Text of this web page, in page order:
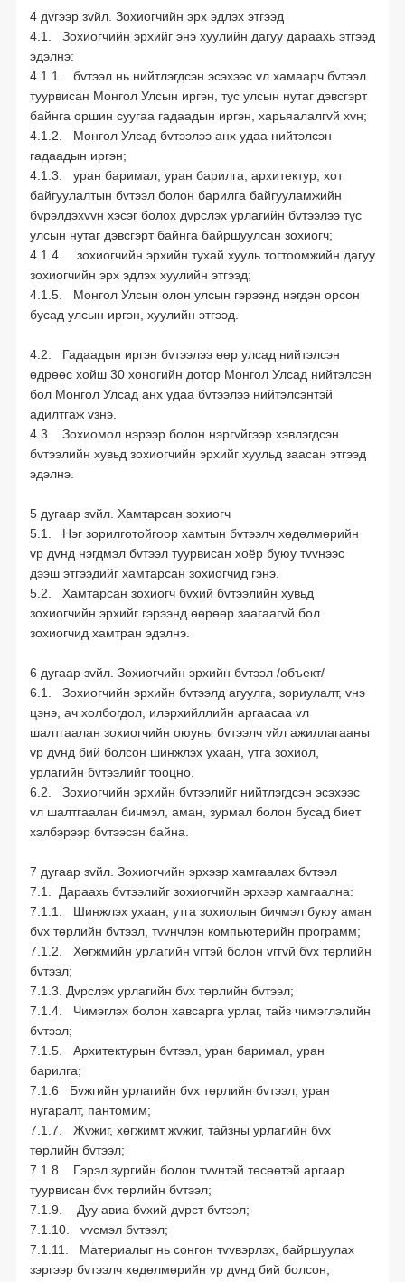
4 дvгээр зvйл. Зохиогчийн эрх эдлэх этгээд
4.1. Зохиогчийн эрхийг энэ хуулийн дагуу дараахь этгээд
эдэлнэ:
4.1.1. бvтээл нь нийтлэгдсэн эсэхээс vл хамаарч бvтээл
туурвисан Монгол Улсын иргэн, тус улсын нутаг дэвсгэрт
байнга оршин суугаа гадаадын иргэн, харьяалалгvй хvн;
4.1.2. Монгол Улсад бvтээлээ анх удаа нийтэлсэн
гадаадын иргэн;
4.1.3. уран баримал, уран барилга, архитектур, хот
байгуулалтын бvтээл болон барилга байгууламжийн
бvрэлдэхvvн хэсэг болох дvрслэх урлагийн бvтээлээ тус
улсын нутаг дэвсгэрт байнга байршуулсан зохиогч;
4.1.4. зохиогчийн эрхийн тухай хууль тогтоомжийн дагуу
зохиогчийн эрх эдлэх хуулийн этгээд;
4.1.5. Монгол Улсын олон улсын гэрээнд нэгдэн орсон
бусад улсын иргэн, хуулийн этгээд.
4.2. Гадаадын иргэн бvтээлээ өөр улсад нийтэлсэн
өдрөөс хойш 30 хоногийн дотор Монгол Улсад нийтэлсэн
бол Монгол Улсад анх удаа бvтээлээ нийтэлсэнтэй
адилтгаж vзнэ.
4.3. Зохиомол нэрээр болон нэргvйгээр хэвлэгдсэн
бvтээлийн хувьд зохиогчийн эрхийг хуульд заасан этгээд
эдэлнэ.
5 дугаар зvйл. Хамтарсан зохиогч
5.1. Нэг зорилготойгоор хамтын бvтээлч хөдөлмөрийн
vр дvнд нэгдмэл бvтээл туурвисан хоёр буюу тvvнээс
дээш этгээдийг хамтарсан зохиогчид гэнэ.
5.2. Хамтарсан зохиогч бvхий бvтээлийн хувьд
зохиогчийн эрхийг гэрээнд өөрөөр заагаагvй бол
зохиогчид хамтран эдэлнэ.
6 дугаар зvйл. Зохиогчийн эрхийн бvтээл /объект/
6.1. Зохиогчийн эрхийн бvтээлд агуулга, зориулалт, vнэ
цэнэ, ач холбогдол, илэрхийллийн аргаасаа vл
шалтгаалан зохиогчийн оюуны бvтээлч vйл ажиллагааны
vр дvнд бий болсон шинжлэх ухаан, утга зохиол,
урлагийн бvтээлийг тооцно.
6.2. Зохиогчийн эрхийн бvтээлийг нийтлэгдсэн эсэхээс
vл шалтгаалан бичмэл, аман, зурмал болон бусад биет
хэлбэрээр бvтээсэн байна.
7 дугаар зvйл. Зохиогчийн эрхээр хамгаалах бvтээл
7.1. Дараахь бvтээлийг зохиогчийн эрхээр хамгаална:
7.1.1. Шинжлэх ухаан, утга зохиолын бичмэл буюу аман
бvх төрлийн бvтээл, тvvнчлэн компьютерийн программ;
7.1.2. Хөгжмийн урлагийн vгтэй болон vггvй бvх төрлийн
бvтээл;
7.1.3. Дvрслэх урлагийн бvх төрлийн бvтээл;
7.1.4. Чимэглэх болон хавсарга урлаг, тайз чимэглэлийн
бvтээл;
7.1.5. Архитектурын бvтээл, уран баримал, уран
барилга;
7.1.6 Бvжгийн урлагийн бvх төрлийн бvтээл, уран
нугаралт, пантомим;
7.1.7. Жvжиг, хөгжимт жvжиг, тайзны урлагийн бvх
төрлийн бvтээл;
7.1.8. Гэрэл зургийн болон тvvнтэй төсөөтэй аргаар
туурвисан бvх төрлийн бvтээл;
7.1.9. Дуу авиа бvхий дvрст бvтээл;
7.1.10. vvсмэл бvтээл;
7.1.11. Материалыг нь сонгон тvvвэрлэх, байршуулах
зэргээр бvтээлч хөдөлмөрийн vр дvнд бий болсон,